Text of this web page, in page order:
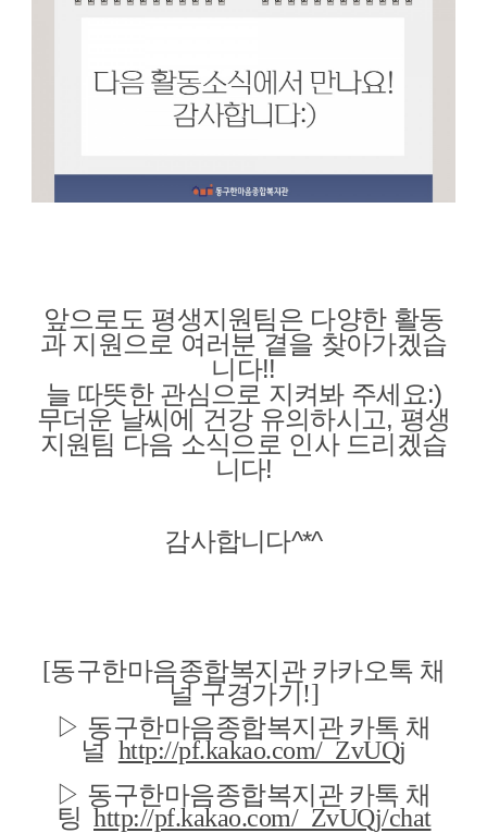
앞으로도 평생지원팀은 다양한 활동
과 지원으로 여러분 곁을 찾아가겠습
니다!!
늘 따뜻한 관심으로 지켜봐 주세요:)
무더운 날씨에 건강 유의하시고, 평생
지원팀 다음 소식으로 인사 드리겠습
니다!
감사합니다^*^
[동구한마음종합복지관 카카오톡 채
널 구경가기!]
▷ 동구한마음종합복지관 카톡 채
널 http://pf.kakao.com/_ZvUQj
▷ 동구한마음종합복지관 카톡 채
팅 http://pf.kakao.com/_ZvUQj/chat